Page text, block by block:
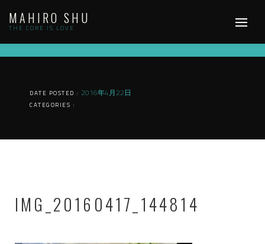
content
MAHIRO SHU
THE CORE IS LOVE
DATE POSTED : 2016年4月22日
CATEGORIES :
IMG_20160417_144814